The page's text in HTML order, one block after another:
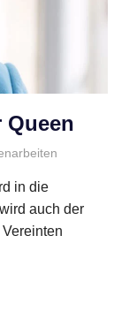
in die
auch der